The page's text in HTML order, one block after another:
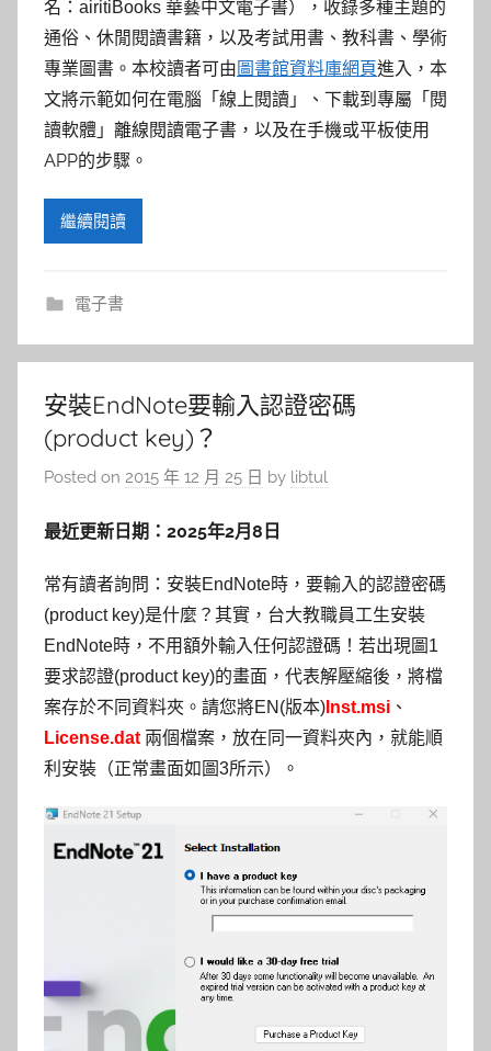
名：airitiBooks 華藝中文電子書），收錄多種主題的
通俗、休閒閱讀書籍，以及考試用書、教科書、學術
專業圖書。 本校讀者可由圖書館資料庫網頁進入，本
文將示範如何在電腦「線上閱讀」、下載到專屬「閱
讀軟體」離線閱讀電子書，以及在手機或平板使用
APP的步驟。
繼續閱讀
電子書
安裝EndNote要輸入認證密碼
(product key)？
Posted on 2015 年 12 月 25 日 by libtul
最近更新日期：2025年2月8日
常有讀者詢問：安裝EndNote時，要輸入的認證密碼
(product key)是什麼？其實，台大教職員工生安裝
EndNote時，不用額外輸入任何認證碼！若出現圖1
要求認證(product key)的畫面，代表解壓縮後，將檔
案存於不同資料夾。請您將EN(版本) Inst.msi 、
License.dat 兩個檔案，放在同一資料夾內，就能順
利安裝（正常畫面如圖3所示）。